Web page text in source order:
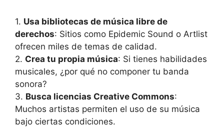
1. Usa bibliotecas de música libre de
derechos: Sitios como Epidemic Sound o Artlist
ofrecen miles de temas de calidad.
2. Crea tu propia música: Si tienes habilidades
musicales, ¿por qué no componer tu banda
sonora?
3. Busca licencias Creative Commons:
Muchos artistas permiten el uso de su música
bajo ciertas condiciones.